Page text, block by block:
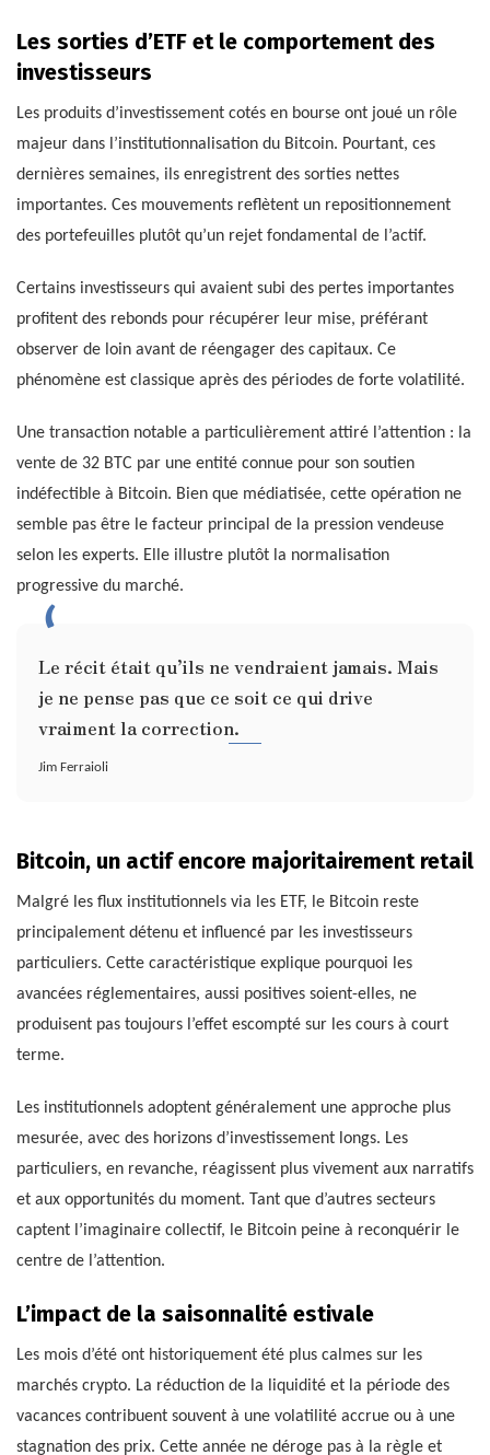
Les sorties d’ETF et le comportement des
investisseurs
Les produits d’investissement cotés en bourse ont joué un rôle
majeur dans l’institutionnalisation du Bitcoin. Pourtant, ces
dernières semaines, ils enregistrent des sorties nettes
importantes. Ces mouvements reflètent un repositionnement
des portefeuilles plutôt qu’un rejet fondamental de l’actif.
Certains investisseurs qui avaient subi des pertes importantes
profitent des rebonds pour récupérer leur mise, préférant
observer de loin avant de réengager des capitaux. Ce
phénomène est classique après des périodes de forte volatilité.
Une transaction notable a particulièrement attiré l’attention : la
vente de 32 BTC par une entité connue pour son soutien
indéfectible à Bitcoin. Bien que médiatisée, cette opération ne
semble pas être le facteur principal de la pression vendeuse
selon les experts. Elle illustre plutôt la normalisation
progressive du marché.
Le récit était qu’ils ne vendraient jamais. Mais
je ne pense pas que ce soit ce qui drive
vraiment la correction.
Jim Ferraioli
Bitcoin, un actif encore majoritairement retail
Malgré les flux institutionnels via les ETF, le Bitcoin reste
principalement détenu et influencé par les investisseurs
particuliers. Cette caractéristique explique pourquoi les
avancées réglementaires, aussi positives soient-elles, ne
produisent pas toujours l’effet escompté sur les cours à court
terme.
Les institutionnels adoptent généralement une approche plus
mesurée, avec des horizons d’investissement longs. Les
particuliers, en revanche, réagissent plus vivement aux narratifs
et aux opportunités du moment. Tant que d’autres secteurs
captent l’imaginaire collectif, le Bitcoin peine à reconquérir le
centre de l’attention.
L’impact de la saisonnalité estivale
Les mois d’été ont historiquement été plus calmes sur les
marchés crypto. La réduction de la liquidité et la période des
vacances contribuent souvent à une volatilité accrue ou à une
stagnation des prix. Cette année ne déroge pas à la règle et